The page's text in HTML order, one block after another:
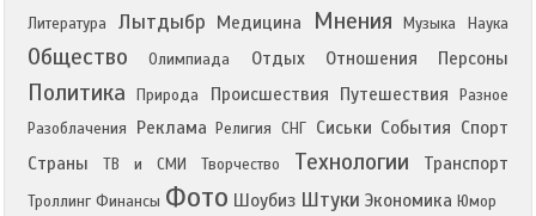
Литература Лытдыбр Медицина Мнения Музыка Наука
Общество Олимпиада Отдых Отношения Персоны
Политика Природа Происшествия Путешествия
Разное
Разоблачения
Реклама Религия СНГ Сиськи События Спорт
Страны
ТВ и СМИ Творчество Технологии Транспорт
Троллинг Финансы Фото Шоубиз Штуки Экономика Юмор